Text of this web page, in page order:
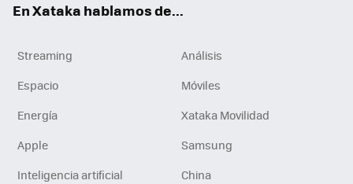
En Xataka hablamos de...
Streaming
Análisis
Espacio
Móviles
Energía
Xataka Movilidad
Apple
Samsung
Inteligencia artificial
China